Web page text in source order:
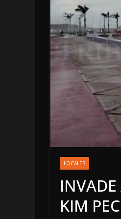
LOCALES
KIM